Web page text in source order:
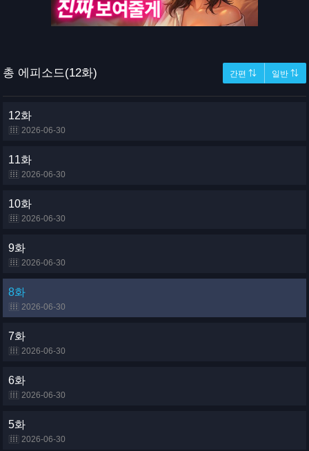
총 에피소드(12화) 간편 ⇅ 일반 ⇅
12화
2026-06-30
11화
2026-06-30
10화
2026-06-30
9화
2026-06-30
8화
2026-06-30
7화
2026-06-30
6화
2026-06-30
5화
2026-06-30